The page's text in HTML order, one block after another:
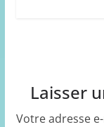
Laisser
Votre adresse